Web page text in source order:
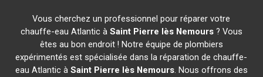
Vous cherchez un professionnel pour réparer votre
chauffe-eau Atlantic à Saint Pierre lès Nemours? Vous
êtes au bon endroit ! Notre équipe de plombiers
expérimentés est spécialisée dans la réparation de chauffe-
eau Atlantic à Saint Pierre lès Nemours. Nous offrons des